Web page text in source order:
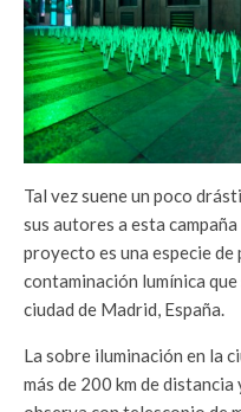
Tal vez suene un poco
sus autores a esta
proyecto es una especie
contaminación lumínica
ciudad de Madrid, España.
La sobre iluminación en la
más de 200 km de